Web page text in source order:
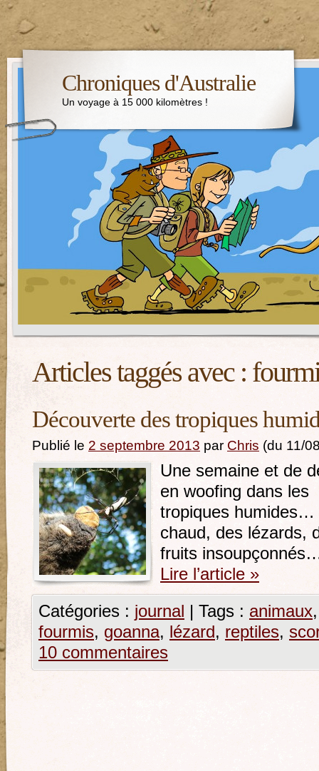
Chroniques d'Australie
Un voyage à 15 000 kilomètres !
Articles taggés avec :
Découverte des tropiques
Publié le 2 septembre 2013 par Chris (du 11/
Une semaine et de
en woofing dans les
tropiques humides…
chaud, des lézards,
fruits
Lire l’article »
Catégories : journal | Tags : animaux
fourmis, goanna, lézard, reptiles,
10 commentaires